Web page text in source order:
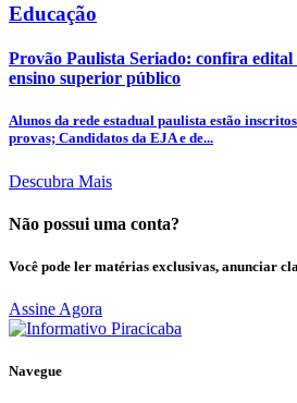
Educação
Provão Paulista Seriado: confira edital
ensino superior público
Alunos da rede estadual paulista estão
provas; Candidatos da EJA e de...
Descubra Mais
Não possui uma conta?
Você pode ler matérias exclusivas, anunciar
Assine Agora
Navegue